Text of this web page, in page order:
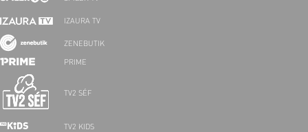
IZAURA TV
ZENEBUTIK
PRIME
TV2 SÉF
TV2 KIDS